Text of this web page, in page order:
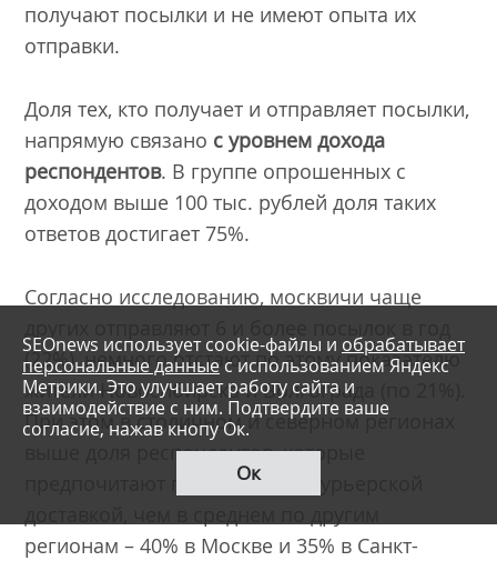
получают посылки и не имеют опыта их
отправки.
Доля тех, кто получает и отправляет посылки,
напрямую связано с уровнем дохода
респондентов. В группе опрошенных с
доходом выше 100 тыс. рублей доля таких
ответов достигает 75%.
Согласно исследованию, москвичи чаще
(22%), немного отстают по этому показателю
жители Новосибирска и Волгограда (по 21%).
При этом в столичном и северном регионах
выше доля респондентов, которые
предпочитают пользоваться курьерской
регионам – 40% в Москве и 35% в Санкт-
SEOnews использует cookie-файлы и обрабатывает
персональные данные с использованием Яндекс
Метрики. Это улучшает работу сайта и
взаимодействие с ним. Подтвердите ваше
согласие, нажав кнопу Ок.
Ок